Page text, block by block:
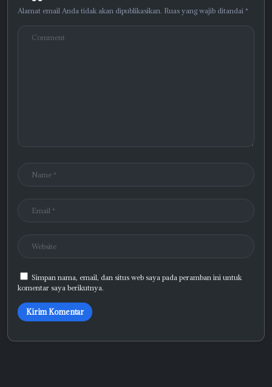
Alamat email Anda tidak akan dipublikasikan. Ruas yang wajib ditandai *
Simpan nama, email, dan situs web saya pada peramban ini untuk
komentar saya berikutnya.